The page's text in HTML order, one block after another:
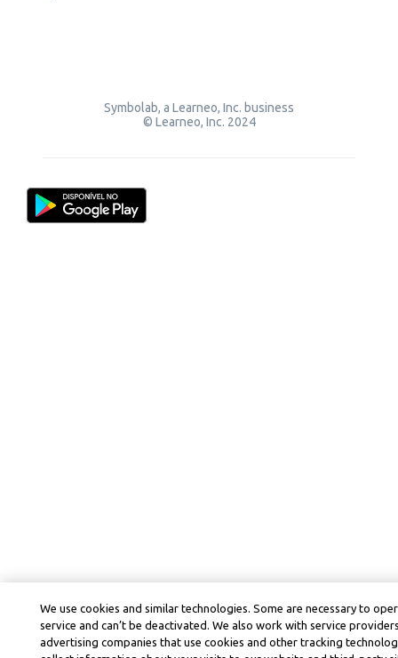
Symbolab, a Learneo, Inc. business
© Learneo, Inc. 2024
We use cookies and similar technologies. Some are necessary to
service and can’t be deactivated. We also work with service
advertising companies that use cookies and other tracking